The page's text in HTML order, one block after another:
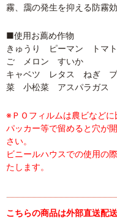
霧、靄の発生を抑える防霧
■使用お薦め作物
きゅうり ピーマン トマ
ご メロン すいか
キャベツ レタス ねぎ
菜 小松菜 アスパラガス
※ＰＯフィルムは農ビなどに
パッカー等で留めると穴が
さい。
ビニールハウスでの使用の
たします。
こちらの商品は外部直送配